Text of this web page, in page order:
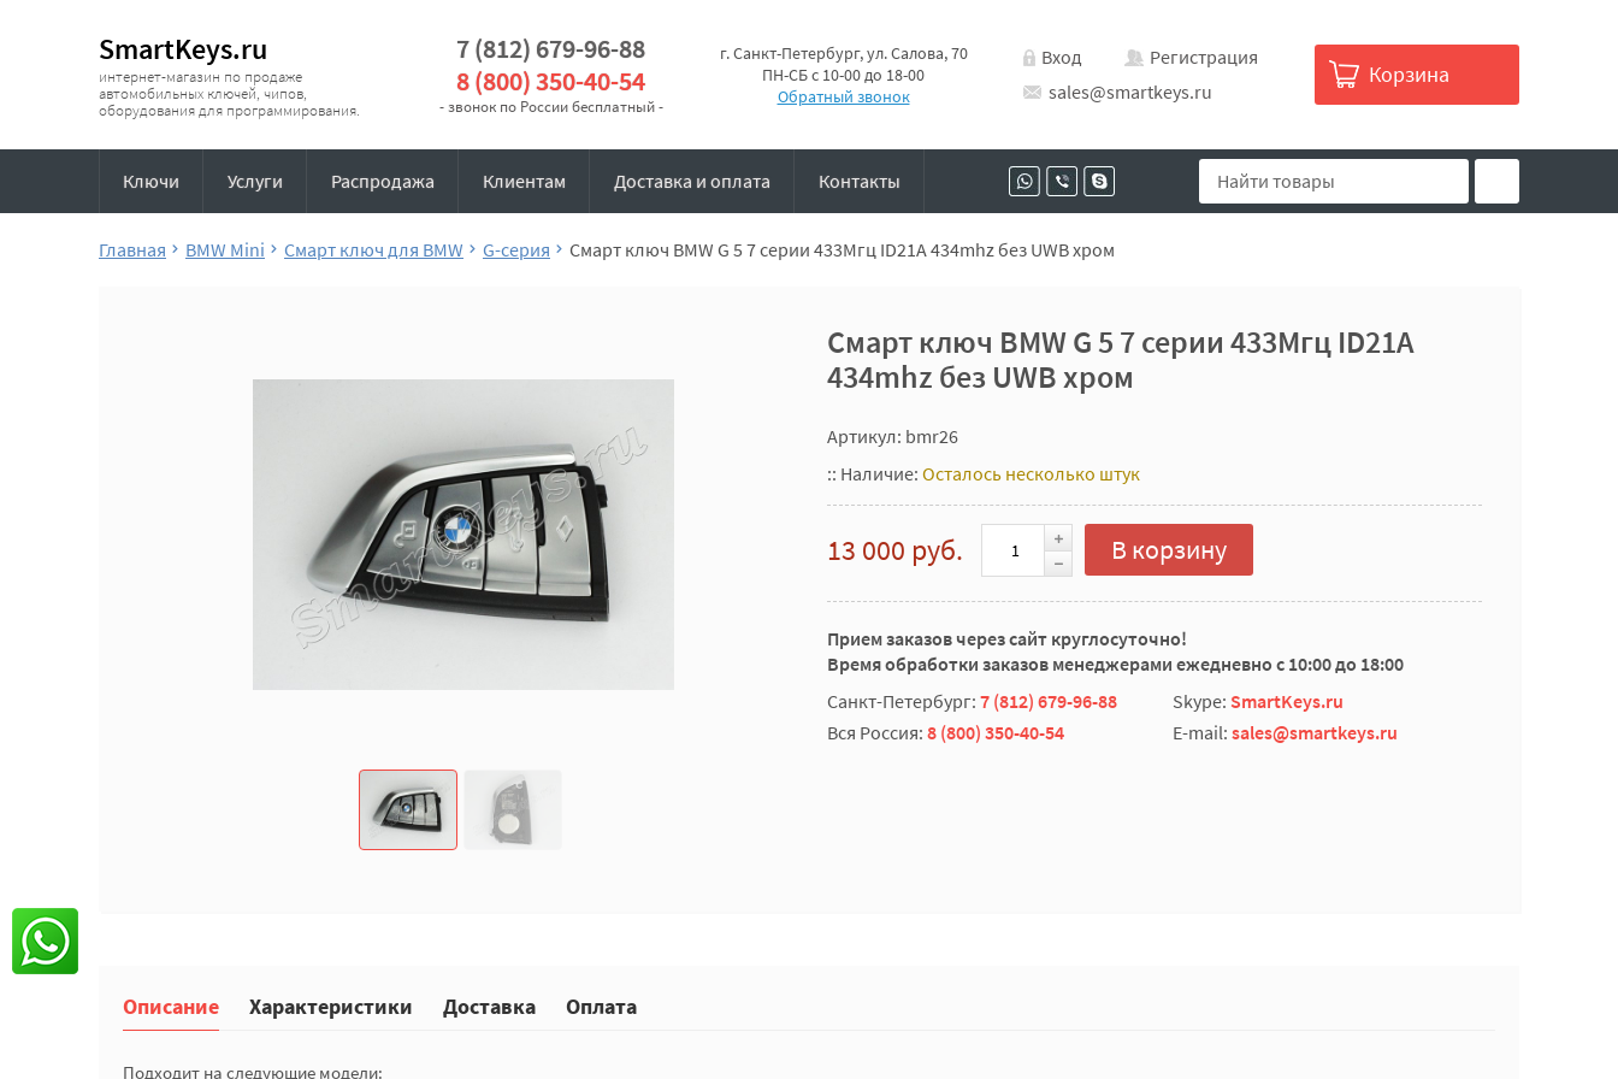
SmartKeys.ru
интернет-магазин по продаже
автомобильных ключей, чипов,
оборудования для программирования.
7 (812) 679-96-88
8 (800) 350-40-54
- звонок по России бесплатный -
г. Санкт-Петербург, ул. Салова, 70
ПН-СБ с 10-00 до 18-00
Обратный звонок
Вход
Регистрация
sales@smartkeys.ru
Корзина
Ключи Услуги Распродажа Клиентам Доставка и оплата Контакты
Главная BMW Mini Смарт ключ для BMW G-серия Смарт ключ BMW G 5 7 серии 433Мгц ID21A 434mhz без UWB хром
Смарт ключ BMW G 5 7 серии 433Мгц ID21A
434mhz без UWB хром
Артикул: bmr26
:: Наличие: Осталось несколько штук
13 000 руб. В корзину
Прием заказов через сайт круглосуточно!
Время обработки заказов менеджерами ежедневно с 10:00 до 18:00
Санкт-Петербург: 7 (812) 679-96-88 Skype: SmartKeys.ru
Вся Россия: 8 (800) 350-40-54 E-mail: sales@smartkeys.ru
Описание Характеристики Доставка Оплата
Подходит на следующие модели: